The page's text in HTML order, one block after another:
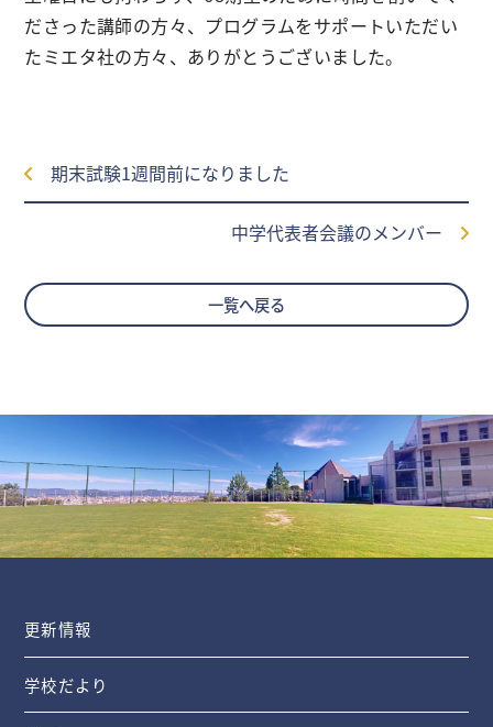
ださった講師の方々、プログラムをサポートいただい
たミエタ社の方々、ありがとうございました。
期末試験1週間前になりました
中学代表者会議のメンバー
一覧へ戻る
更新情報
学校だより